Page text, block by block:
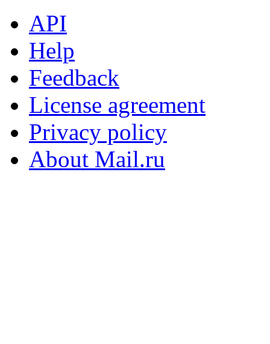
API
Help
Feedback
License agreement
Privacy policy
About Mail.ru